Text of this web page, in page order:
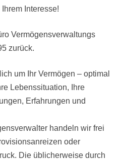
Interesse!
Vermögensverwaltungs
zurück.
um Ihr Vermögen – optimal
Lebenssituation, Ihre
Erfahrungen und
handeln wir frei
oder
Die üblicherweise durch